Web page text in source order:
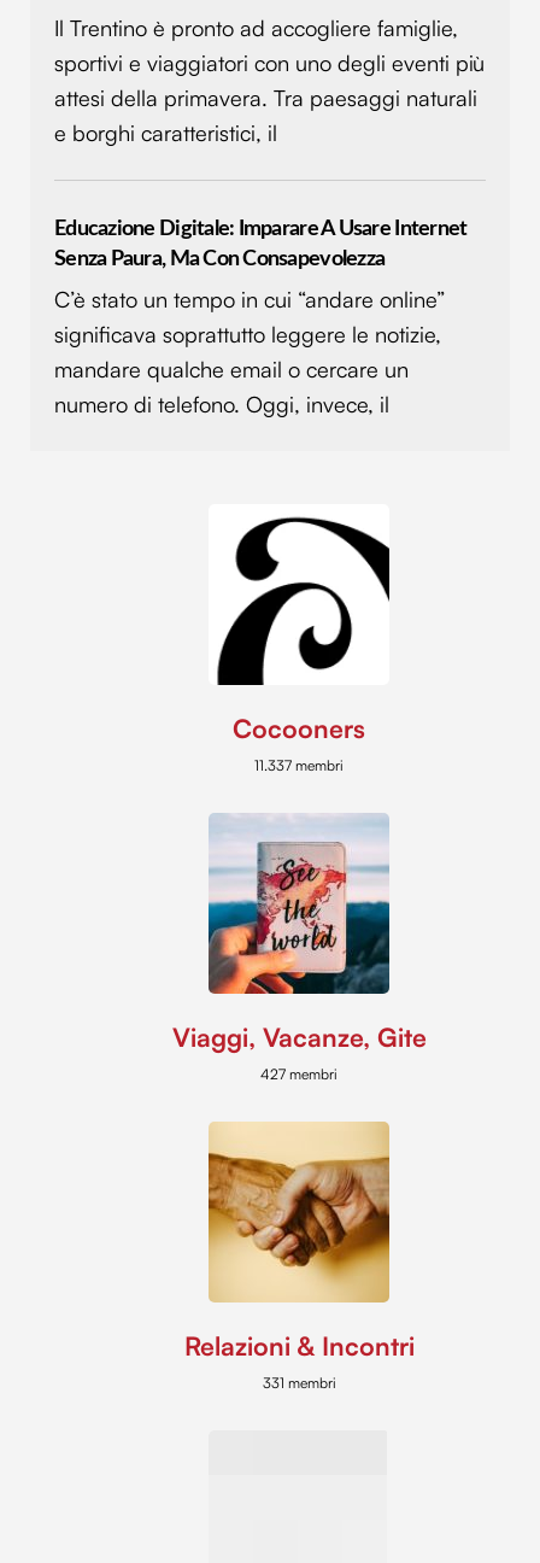
Il Trentino è pronto ad accogliere famiglie,
sportivi e viaggiatori con uno degli eventi più
attesi della primavera. Tra paesaggi naturali
e borghi caratteristici, il
Educazione Digitale: Imparare A Usare Internet
Senza Paura, Ma Con Consapevolezza
C’è stato un tempo in cui “andare online”
significava soprattutto leggere le notizie,
mandare qualche email o cercare un
numero di telefono. Oggi, invece, il
Cocooners
11.337 membri
Viaggi, Vacanze, Gite
427 membri
Relazioni & Incontri
331 membri